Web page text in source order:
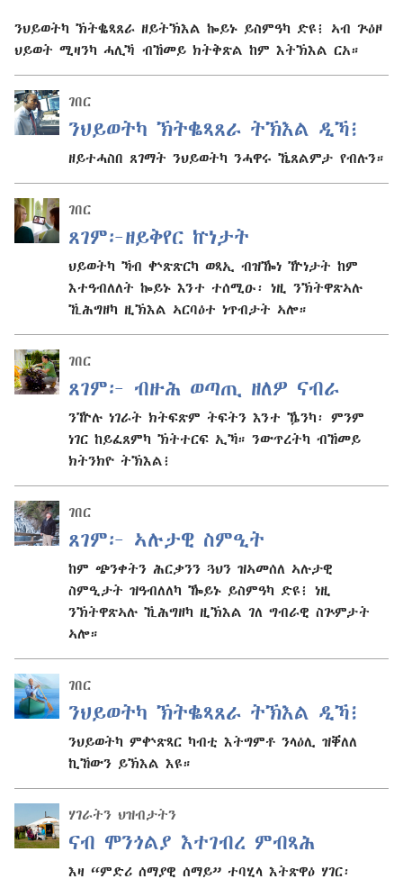
ንህይወትካ ኽትቈጻጸራ ዘይትኽእል ኰይኑ ይስምዓካ ድዩ፧ ኣብ ጕዕዞ
ህይወት ሚዛንካ ሓሊኻ ብኸመይ ክትቅጽል ከም እትኽእል ርአ።
ገበር
ንህይወትካ ኽትቈጻጸራ ትኽእል ዲኻ፧
ዘይተሓስበ ጸገማት ንህይወትካ ንሓዋሩ ኼጸልምታ የብሉን።
ገበር
ጸገም፦ዘይቅየር ኵነታት
ህይወትካ ኻብ ቍጽጽርካ ወጻኢ ብዝዀነ ዅነታት ከም
እተዓብለለት ኰይኑ እንተ ተሰሚዑ፡ ነዚ ንኽትዋጽኣሉ
ኺሕግዘካ ዚኽእል ኣርባዕተ ነጥብታት ኣሎ።
ገበር
ጸገም፦ ብዙሕ ወጣጢ ዘለዎ ናብራ
ንዅሉ ነገራት ክትፍጽም ትፍትን እንተ ዄንካ፡ ምንም
ነገር ከይፈጸምካ ኽትተርፍ ኢኻ። ንውጥረትካ ብኸመይ
ክትንክዮ ትኽእል፧
ገበር
ጸገም፦ ኣሉታዊ ስምዒት
ከም ጭንቀትን ሕርቃንን ጓህን ዝኣመሰለ ኣሉታዊ
ስምዒታት ዝዓብለለካ ዀይኑ ይስምዓካ ድዩ፧ ነዚ
ንኽትዋጽኣሉ ኺሕግዘካ ዚኽእል ገለ ግብራዊ ስጕምታት
ኣሎ።
ገበር
ንህይወትካ ኽትቈጻጸራ ትኽእል ዲኻ፧
ንህይወትካ ምቍጽጻር ካብቲ እትግምቶ ንላዕሊ ዝቐለለ
ኪኸውን ይኽእል እዩ።
ሃገራትን ህዝብታትን
ናብ ሞንጎልያ እተገብረ ምብጻሕ
እዛ “ምድሪ ሰማያዊ ሰማይ” ተባሂላ እትጽዋዕ ሃገር፡